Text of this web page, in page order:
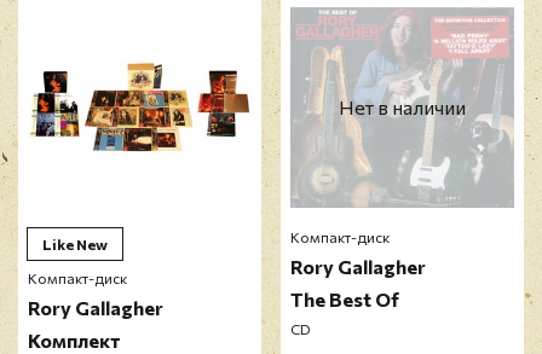
модерацию
Like New
Компакт-диск
Rory Gallagher
Комплект
Нет в наличии
Компакт-диск
Rory Gallagher
The Best Of
CD